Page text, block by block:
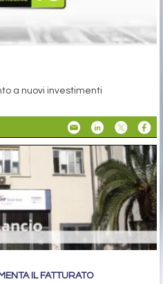
a nuovi investimenti
IL FATTURATO